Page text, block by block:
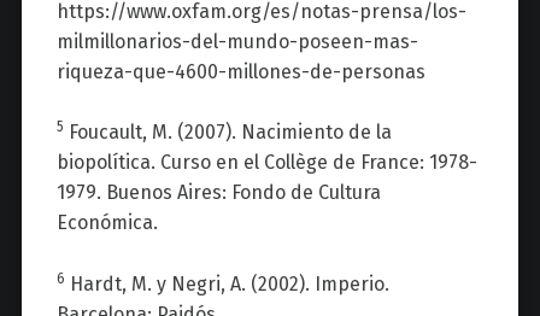
https://www.oxfam.org/es/notas-prensa/los-
milmillonarios-del-mundo-poseen-mas-
riqueza-que-4600-millones-de-personas
5 Foucault, M. (2007). Nacimiento de la
biopolítica. Curso en el Collège de France: 1978-
1979. Buenos Aires: Fondo de Cultura
Económica.
6 Hardt, M. y Negri, A. (2002). Imperio.